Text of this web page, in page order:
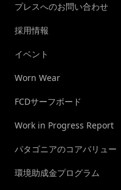
プレスへのお問い合わせ
採用情報
イベント
Worn Wear
FCDサーフボード
Work in Progress Report
パタゴニアのコアバリュー
環境助成金プログラム